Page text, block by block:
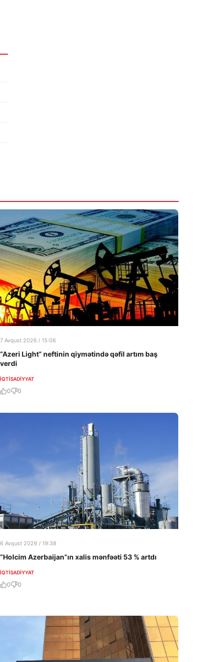
7 Avqust 2026 / 15:06
“Azeri Light” neftinin qiymətində qəfil artım baş
verdi
İQTISADIYYAT
0 0
6 Avqust 2026 / 19:38
“Holcim Azerbaijan”ın xalis mənfəəti 53 % artdı
İQTISADIYYAT
0 0